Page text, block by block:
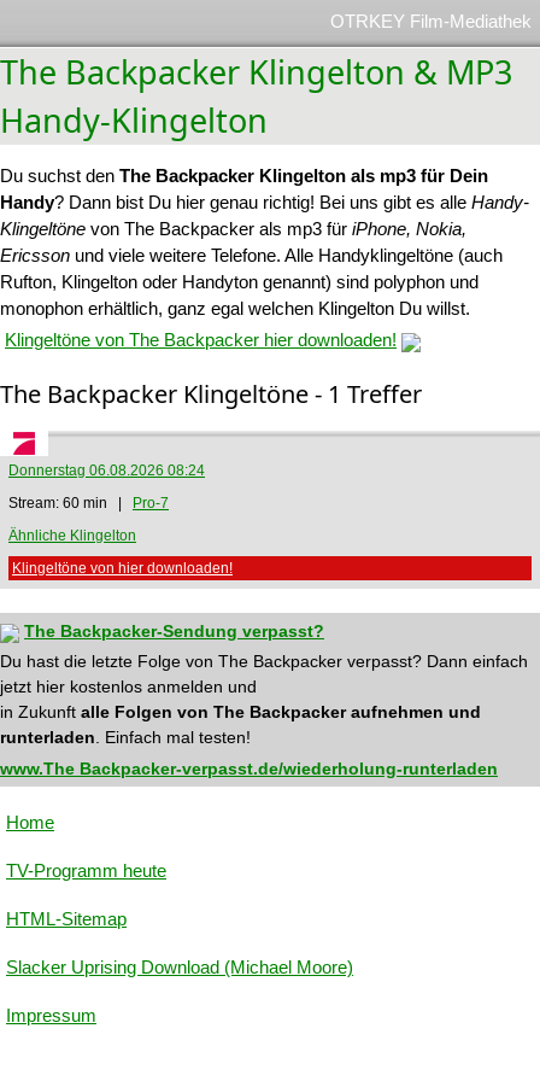
OTRKEY Film-Mediathek
The Backpacker Klingelton & MP3
Handy-Klingelton
Du suchst den The Backpacker Klingelton als mp3 für Dein
Handy? Dann bist Du hier genau richtig! Bei uns gibt es alle Handy-
Klingeltöne von The Backpacker als mp3 für iPhone, Nokia,
Ericsson und viele weitere Telefone. Alle Handyklingeltöne (auch
Rufton, Klingelton oder Handyton genannt) sind polyphon und
monophon erhältlich, ganz egal welchen Klingelton Du willst.
Klingeltöne von The Backpacker hier downloaden!
The Backpacker Klingeltöne - 1 Treffer
Donnerstag 06.08.2026 08:24
Stream: 60 min |
Pro-7
Ähnliche Klingelton
Klingeltöne von hier downloaden!
The Backpacker-Sendung verpasst?
Du hast die letzte Folge von The Backpacker verpasst? Dann einfach
jetzt hier kostenlos anmelden und
in Zukunft alle Folgen von The Backpacker aufnehmen und
runterladen . Einfach mal testen!
www.The Backpacker-verpasst.de/wiederholung-runterladen
Home
TV-Programm heute
HTML-Sitemap
Slacker Uprising Download (Michael Moore)
Impressum